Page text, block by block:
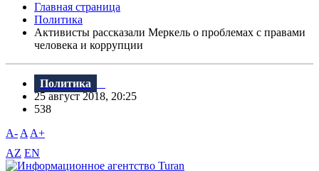
Главная страница
Политика
Активисты рассказали Меркель о проблемах с правами
человека и коррупции
Политика
25 август 2018, 20:25
538
A- A A+
AZ EN